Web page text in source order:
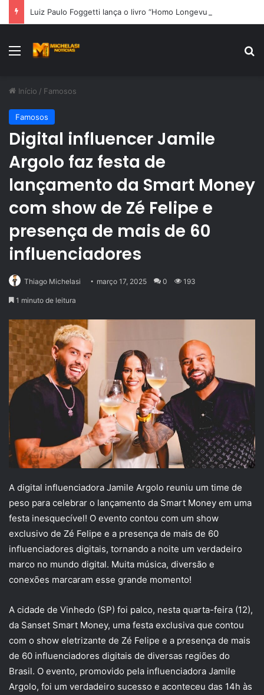
Menu
Início / Famosos
Famosos
Digital influencer Jamile
Argolo faz festa de
lançamento da Smart Money
com show de Zé Felipe e
presença de mais de 60
influenciadores
Thiago Michelasi março 17, 2025 0 193
1 minuto de leitura
A digital influenciadora Jamile Argolo reuniu um time de
peso para celebrar o lançamento da Smart Money em uma
festa inesquecível! O evento contou com um show
exclusivo de Zé Felipe e a presença de mais de 60
influenciadores digitais, tornando a noite um verdadeiro
marco no mundo digital. Muita música, diversão e
conexões marcaram esse grande momento!
A cidade de Vinhedo (SP) foi palco, nesta quarta-feira (12),
da Sanset Smart Money, uma festa exclusiva que contou
com o show eletrizante de Zé Felipe e a presença de mais
de 60 influenciadores digitais de diversas regiões do
Brasil. O evento, promovido pela influenciadora Jamile
Argolo, foi um verdadeiro sucesso e aconteceu das 14h às